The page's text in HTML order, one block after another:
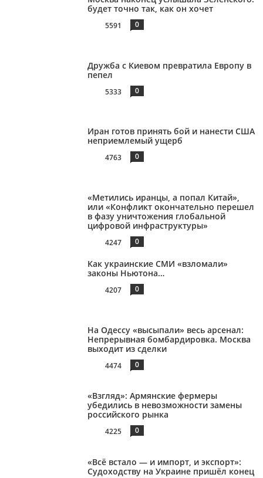
будет точно так, как он хочет
5591 0
Дружба с Киевом превратила Европу в
пепел
5333 0
Иран готов принять бой и нанести США
неприемлемый ущерб
4763 0
«Метились иранцы, а попал Китай»,
или «Конфликт окончательно перешел
в фазу уничтожения глобальной
цифровой инфраструктуры»
4247 0
Как украинские СМИ «взломали»
законы Ньютона…
4207 0
На Одессу «высыпали» весь арсенал:
Непрерывная бомбардировка. Москва
выходит из сделки
4474 0
«Взгляд»: Армянские фермеры
убедились в невозможности замены
российского рынка
4225 0
«Всё встало — и импорт, и экспорт»:
Судоходству на Украине пришёл конец